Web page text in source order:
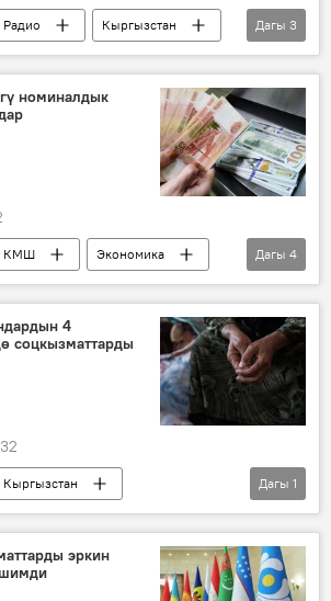
Радио
Кыргызстан
Дагы 3
номиналдык
КМШ
Экономика
Беларусь
Дагы 4
4
соцкызматтарды
Кыргызстан
Эмгек, социалдык камсыздоо жана миграция министрлиги
Дагы 1
эркин